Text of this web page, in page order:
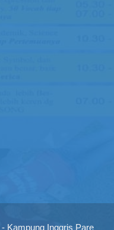
- Kampung Inggris Pare